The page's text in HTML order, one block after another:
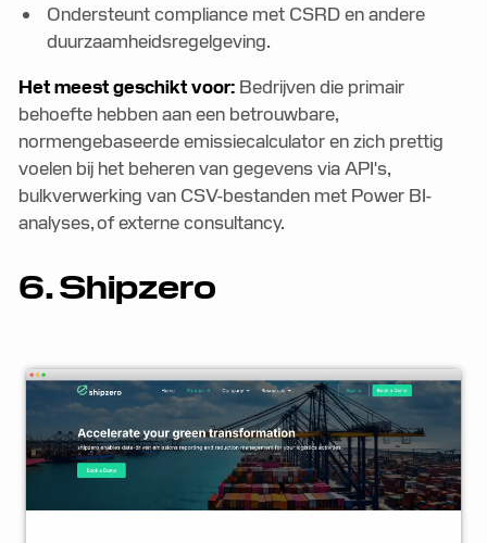
Ondersteunt compliance met CSRD en andere
duurzaamheidsregelgeving.
Het meest geschikt voor: Bedrijven die primair
behoefte hebben aan een betrouwbare,
normengebaseerde emissiecalculator en zich prettig
voelen bij het beheren van gegevens via API's,
bulkverwerking van CSV-bestanden met Power BI-
analyses, of externe consultancy.
6. Shipzero